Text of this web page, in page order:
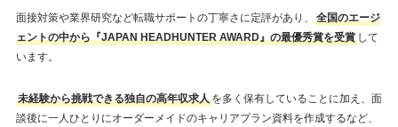
面接対策や業界研究など転職サポートの丁寧さに定評があり、
全国のエージ
ェントの中から『JAPAN HEADHUNTER AWARD』の最優秀賞を受賞して
います。
未経験から挑戦できる独自の高年収求人を多く保有していることに加え、面
談後に一人ひとりにオーダーメイドのキャリアプラン資料を作成するなど、